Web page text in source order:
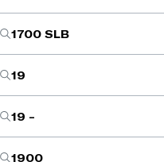
1700 SLB
19
19 -
1900